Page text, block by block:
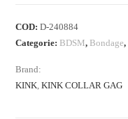
COD:D-240884
Categorie: BDSM, Bondage,
Brand:
KINK ,KINK COLLAR GAG